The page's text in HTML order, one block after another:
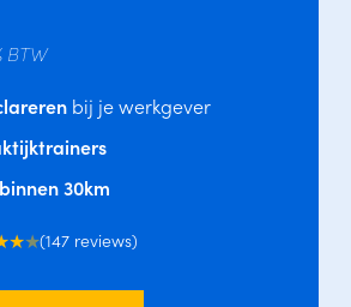
BTW
bij je werkgever
binnen 30km
★(147 reviews)